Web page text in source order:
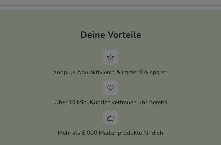
Deine Vorteile
zooplus Abo aktivieren & immer 5% sparen
Über 10 Mio. Kunden vertrauen uns bereits
Mehr als 8.000 Markenprodukte für dich